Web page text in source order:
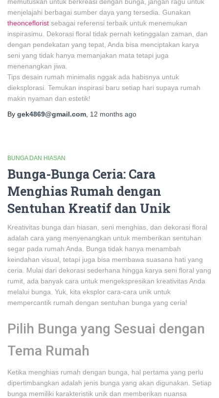
menjelajahi berbagai sumber daya yang tersedia. Gunakan
theonceflorist sebagai referensi terbaik untuk menemukan
inspirasimu. Dekorasi floral tidak pernah ketinggalan zaman, dan
dengan pendekatan yang tepat, Anda bisa menciptakan karya
seni yang tidak hanya memanjakan mata tetapi juga
menenangkan jiwa.
Tips desain rumah minimalis nggak ada habisnya untuk
dieksplorasi. Temukan inspirasi baru setiap hari supaya rumah
makin nyaman dan estetik!
By gek4869@gmail.com 12 months ago
BUNGA DAN HIASAN
Bunga-Bunga Ceria: Cara
Menghias Rumah dengan
Sentuhan Kreatif dan Unik
Kreativitas bunga dan hiasan, seni menghias, dan dekorasi floral
adalah cara yang menyenangkan untuk memberikan sentuhan
segar pada rumah Anda. Bunga tidak hanya menambah
keindahan visual, tetapi juga bisa membawa suasana hati yang
ceria. Mulai dari dekorasi sederhana hingga karya seni floral yang
rumit, ada banyak cara untuk mengekspresikan kreativitas Anda
melalui bunga. Yuk, kita eksplor cara-cara unik untuk
mempercantik rumah dengan sentuhan bunga yang ceria!
Pilih Bunga yang Sesuai dengan
Tema Rumah
Ketika menghias rumah dengan bunga, hal pertama yang perlu
dipertimbangkan adalah jenis bunga yang akan digunakan. Setiap
bunga memiliki karakteristik unik dan memberikan nuansa